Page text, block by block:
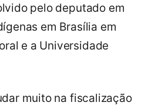
pelo deputado em
em Brasília em
e a Universidade
muito na fiscalização